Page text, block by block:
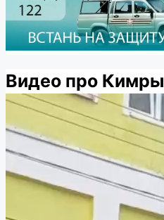
Видео про Кимры